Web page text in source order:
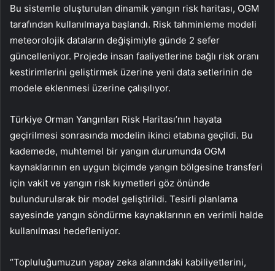
Bu sistemle oluşturulan dinamik yangın risk haritası, OGM
tarafından kullanılmaya başlandı. Risk tahminleme modeli
meteorolojik dataların değişimiyle günde 2 sefer
güncelleniyor. Projede insan faaliyetlerine bağlı risk oranı
kestirimlerini geliştirmek üzerine yeni data setlerinin de
modele eklenmesi üzerine çalışılıyor.
Türkiye Orman Yangınları Risk Haritası’nın hayata
geçirilmesi sonrasında modelin ikinci etabına geçildi. Bu
kademede, muhtemel bir yangın durumunda OGM
kaynaklarının en uygun biçimde yangın bölgesine transferi
için vakit ve yangın risk kıymetleri göz önünde
bulundurularak bir model geliştirildi. Tesirli planlama
sayesinde yangın söndürme kaynaklarının en verimli halde
kullanılması hedefleniyor.
“Topluluğumuzun yapay zeka alanındaki kabiliyetlerini,